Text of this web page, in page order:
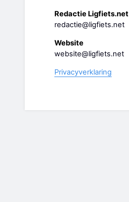
Redactie Ligfiets.net
redactie@ligfiets.net
Website
website@ligfiets.net
Privacyverklaring